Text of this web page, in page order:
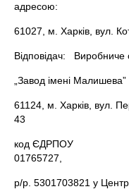
адресою:
61027, м. Харків, вул.
Відповідач: Виробниче
„Завод імені Малишева”
61124, м. Харків, вул.
код ЄДРПОУ
р/р. 5301703821 у